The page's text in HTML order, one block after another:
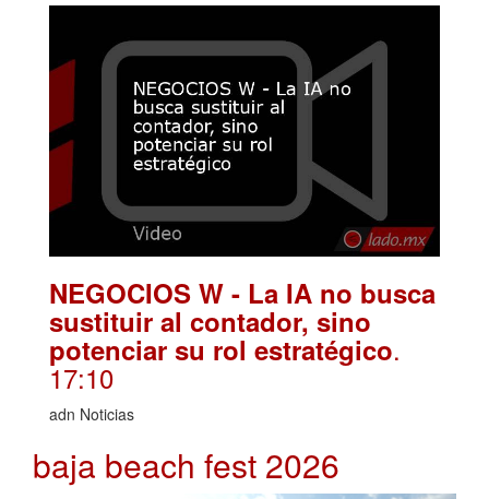
NEGOCIOS W - La IA no busca
sustituir al contador, sino
potenciar su rol estratégico.
17:10
adn Noticias
baja beach fest 2026